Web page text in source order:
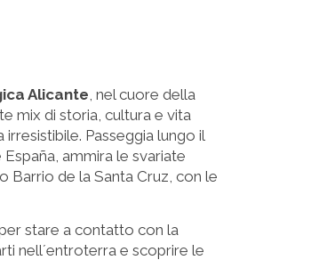
Alicante , nel cuore della
mix di storia, cultura e vita
Passeggia lungo il
ammira le svariate
Barrio de la Santa Cruz, con le
stare a contatto con la
nell´entroterra e scoprire le